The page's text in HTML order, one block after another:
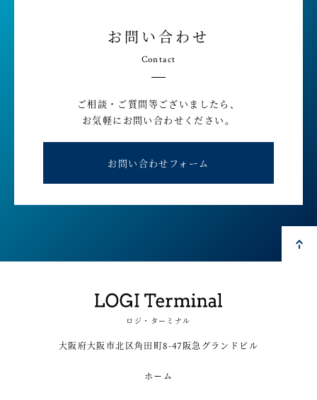
お問い合わせ
Contact
ご相談・ご質問等ございましたら、
お気軽にお問い合わせください。
お問い合わせフォーム
ロジ・ターミナル
大阪府大阪市北区角田町8-47阪急グランドビル
ホーム